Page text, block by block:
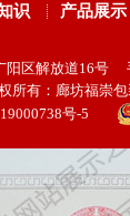
识 产品展示
阳区解放道16号
所有：廊坊福崇
号-5